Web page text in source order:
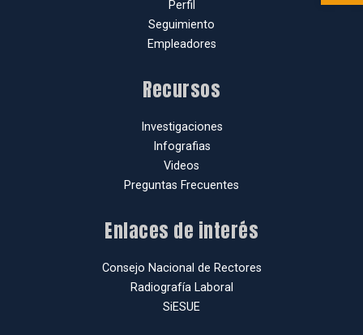
Perfil
Seguimiento
Empleadores
Recursos
Investigaciones
Infografias
Videos
Preguntas Frecuentes
Enlaces de interés
Consejo Nacional de Rectores
Radiografía Laboral
SiESUE